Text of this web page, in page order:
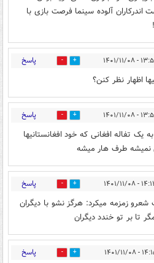
آلوده سینما فرصت بازی با
۱۴۰۱/۱۱/۰۸ 0 پاسخ
اظهار نظر کنن؟
- ۱۴۰۱/۱۱/۰۸ 3 پاسخ
یک تفاله افغانی که خود افغانستانیها
نمیشه طرف هار میشه
- ۱۴۰۱/۱۱/۰۸ 0 پاسخ
زمزمه میکرد: هرگز نشو با دیگران
تا بر تو خندد دیگران
- ۱۴۰۱/۱۱/۰۸ 5 پاسخ